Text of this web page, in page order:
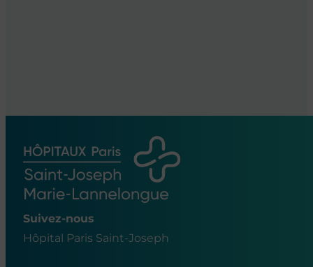
Suivez-nous
Hôpital Paris Saint-Joseph